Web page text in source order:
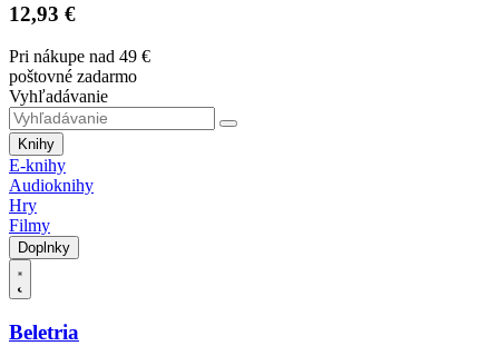
12,93 €
Pri nákupe nad 49 €
poštovné zadarmo
Vyhľadávanie
Knihy
E-knihy
Audioknihy
Hry
Filmy
Doplnky
Beletria